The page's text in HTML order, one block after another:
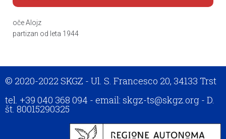
oče Alojz
partizan od leta 1944
© 2020-2022 SKGZ - Ul. S. Francesco 20, 34133 Trst
tel. +39 040 368 094 - email: skgz-ts@skgz.org - D.
št. 80015290325